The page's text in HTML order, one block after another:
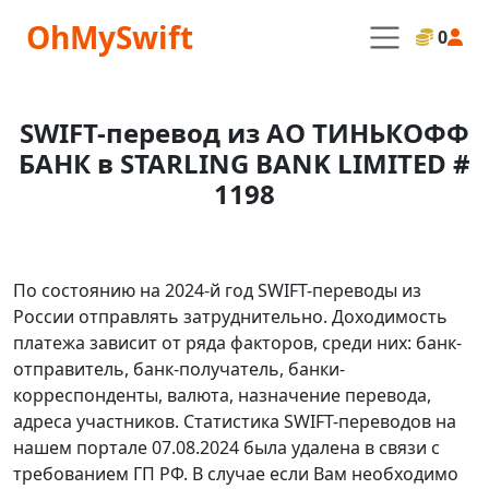
OhMySwift 0
SWIFT-перевод из АО ТИНЬКОФФ
БАНК в STARLING BANK LIMITED #
1198
По состоянию на 2024-й год SWIFT-переводы из
России отправлять затруднительно. Доходимость
платежа зависит от ряда факторов, среди них: банк-
отправитель, банк-получатель, банки-
корреспонденты, валюта, назначение перевода,
адреса участников. Статистика SWIFT-переводов на
нашем портале 07.08.2024 была удалена в связи с
требованием ГП РФ. В случае если Вам необходимо